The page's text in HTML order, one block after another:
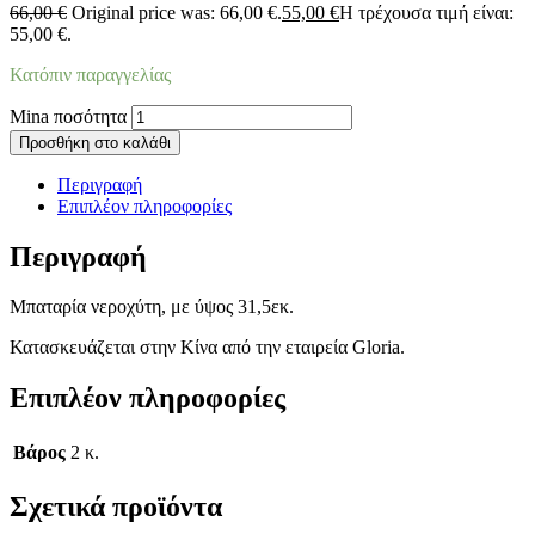
66,00€ Original price was: 66,00 €.55,00 €Η τρέχουσα τιμή είναι:
55,00 €.
Κατόπιν παραγγελίας
Mina ποσότητα
Προσθήκη στο καλάθι
Περιγραφή
Επιπλέον πληροφορίες
Περιγραφή
Mπαταρία νεροχύτη, με ύψος 31,5εκ.
Κατασκευάζεται στην Κίνα από την εταιρεία Gloria.
Επιπλέον πληροφορίες
Βάρος 2 κ.
Σχετικά προϊόντα